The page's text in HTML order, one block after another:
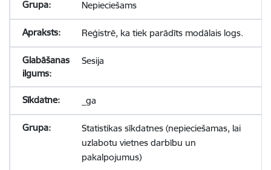
Nepieciešams
Reģistrē, ka tiek parādīts modālais logs.
Sesija
_ga
Statistikas sīkdatnes (nepieciešamas, lai
uzlabotu vietnes darbību un
pakalpojumus)